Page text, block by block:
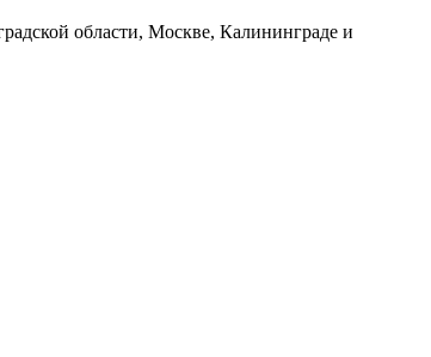
области, Москве, Калининграде и